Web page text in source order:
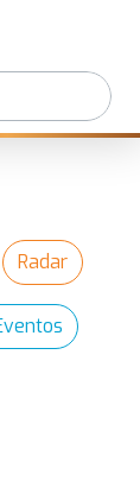
Radar